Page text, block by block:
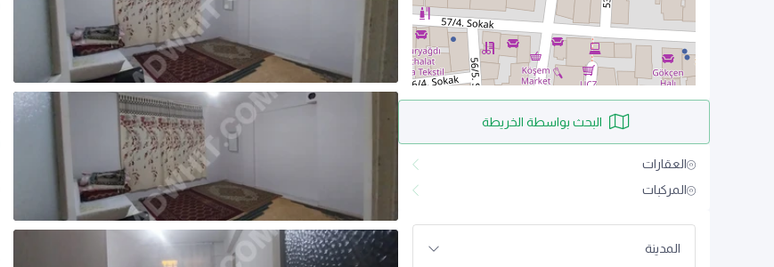
البحث بواسطة الخريطة
العقارات
المركبات
المدينة